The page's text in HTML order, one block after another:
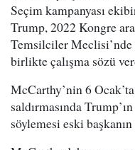
Seçim kampanyası
Trump, 2022 Kongre
Temsilciler
birlikte çalışma sözü
McCarthy’nin 6
saldırmasında
söylemesi eski